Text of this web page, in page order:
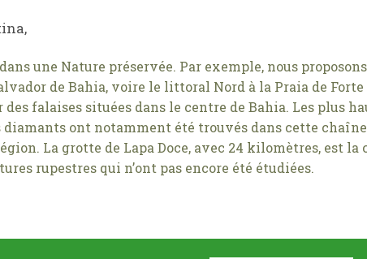
une Nature préservée. Par exemple, nous
de Bahia, voire le littoral Nord à la Praia de Forte
falaises situées dans le centre de Bahia. Les plus
diamants ont notamment été trouvés dans cette
La grotte de Lapa Doce, avec 24 kilomètres, est
rupestres qui n’ont pas encore été étudiées.